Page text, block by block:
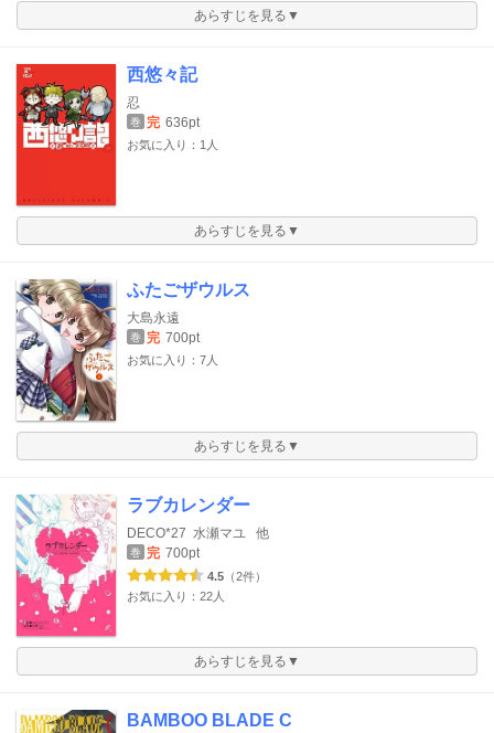
あらすじを見る▼
西悠々記
忍
巻 完 636pt
お気に入り：1人
あらすじを見る▼
ふたごザウルス
大島永遠
巻 完 700pt
お気に入り：7人
あらすじを見る▼
ラブカレンダー
DECO*27 水瀬マユ 他
巻 完 700pt
4.5 （2件）
お気に入り：22人
あらすじを見る▼
BAMBOO BLADE C